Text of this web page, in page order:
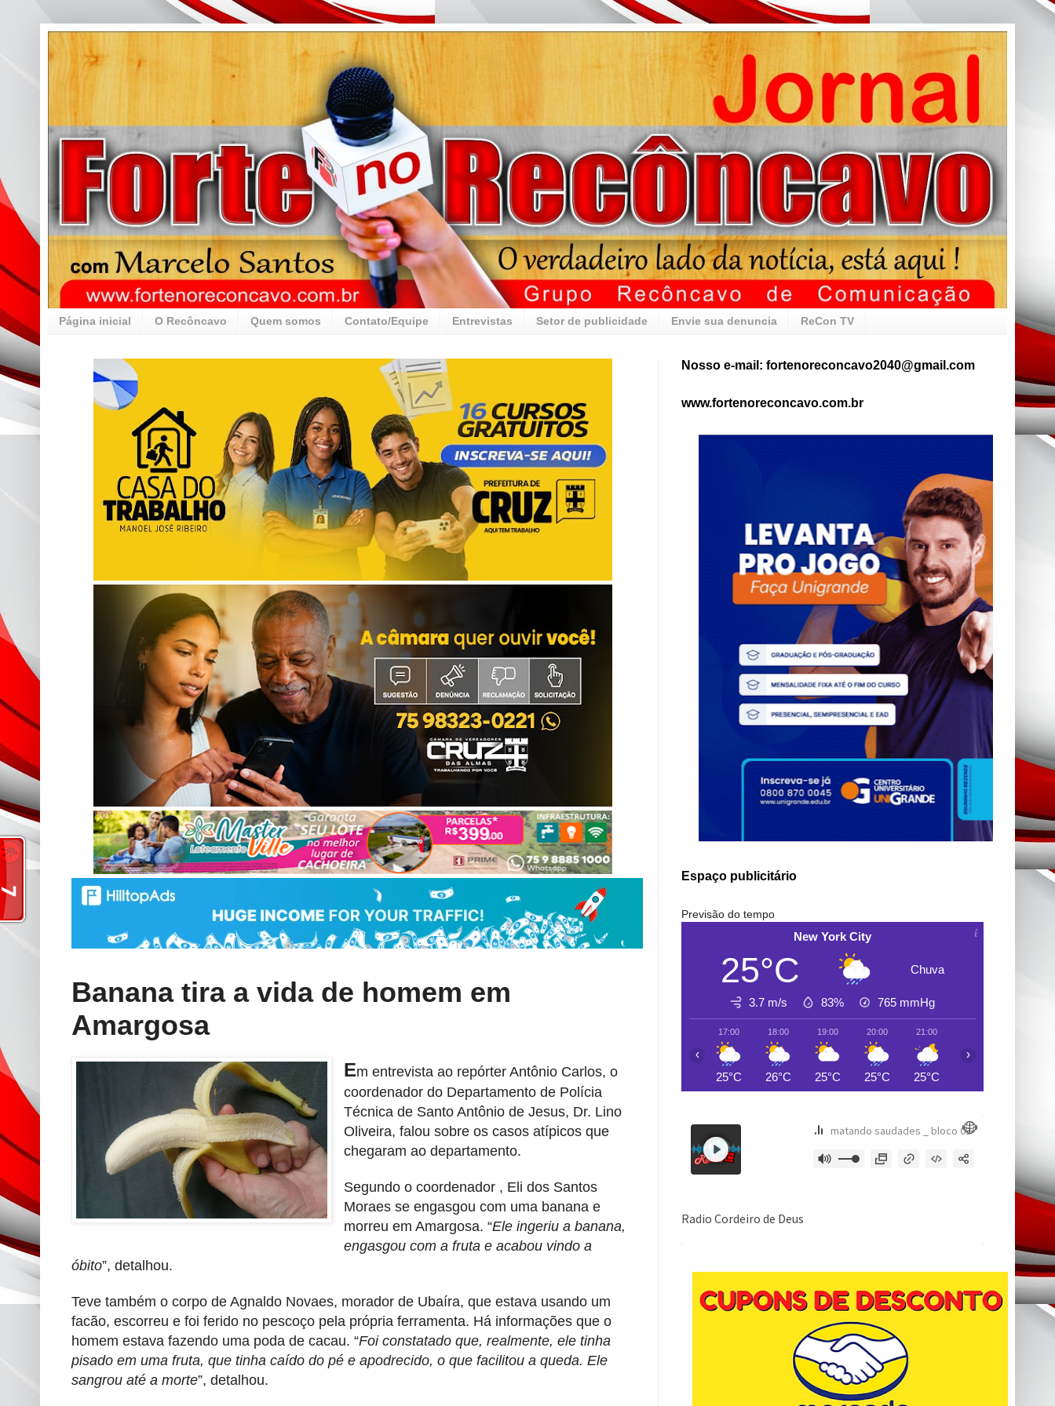
Página inicial O Recôncavo Quem somos Contato/Equipe Entrevistas Setor de publicidade Envie sua denuncia ReCon TV
Banana tira a vida de homem em
Amargosa
Em entrevista ao repórter Antônio Carlos, o
coordenador do Departamento de Polícia
Técnica de Santo Antônio de Jesus, Dr. Lino
Oliveira, falou sobre os casos atípicos que
chegaram ao departamento.
Segundo o coordenador , Eli dos Santos
Moraes se engasgou com uma banana e
morreu em Amargosa. “Ele ingeriu a banana,
engasgou com a fruta e acabou vindo a
óbito”, detalhou.
Teve também o corpo de Agnaldo Novaes, morador de Ubaíra, que estava usando um
facão, escorreu e foi ferido no pescoço pela própria ferramenta. Há informações que o
homem estava fazendo uma poda de cacau. “Foi constatado que, realmente, ele tinha
pisado em uma fruta, que tinha caído do pé e apodrecido, o que facilitou a queda. Ele
sangrou até a morte”, detalhou.
Nosso e-mail: fortenoreconcavo2040@gmail.com
www.fortenoreconcavo.com.br
Espaço publicitário
Previsão do tempo
New York City
25°C Chuva
3.7 m/s 83% 765 mmHg
17:00
25°C
18:00
26°C
19:00
25°C
20:00
25°C
21:00
25°C
‹ ›